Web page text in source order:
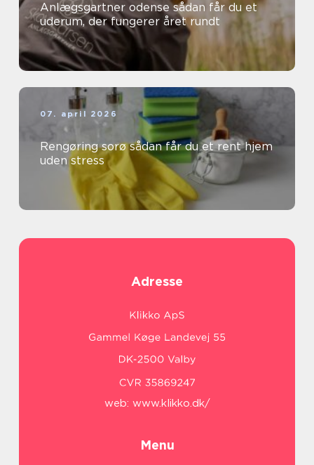
Anlægsgartner odense sådan får du et
uderum, der fungerer året rundt
07. april 2026
Rengøring sorø sådan får du et rent hjem
uden stress
Adresse
web: www.klikko.dk/
Menu